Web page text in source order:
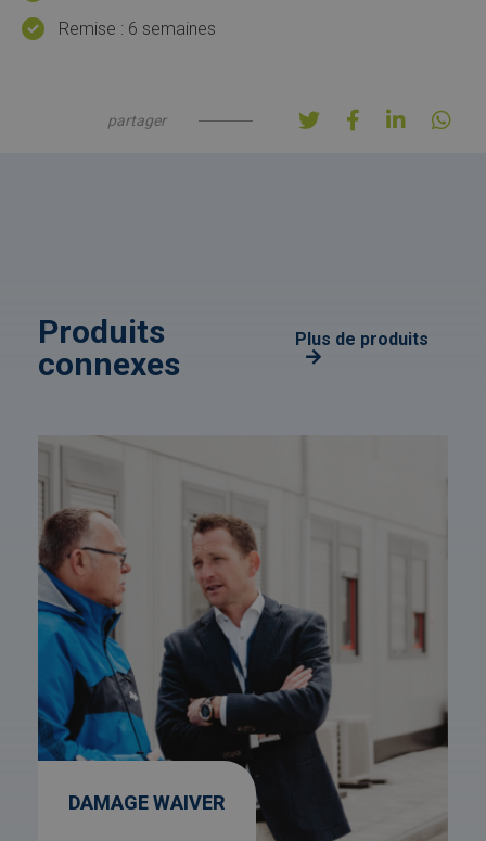
Remise : 6 semaines
partager
Produits
connexes
Plus de produits
Afbeelding
DAMAGE WAIVER
link
Waiver